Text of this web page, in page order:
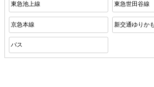
東急池上線 東急世田谷線
京急本線 新交通ゆりか
バス